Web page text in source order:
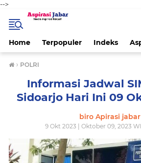
-->
Home Terpopuler Indeks
› POLRI
Informasi Jadwal
Sidoarjo Hari Ini 09
biro Apirasi jabar
9 Okt 2023 | Oktober 09, 2023